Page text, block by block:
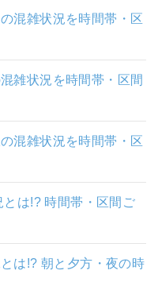
混雑状況を時間帯・区
雑状況を時間帯・区間
混雑状況を時間帯・区
は!? 時間帯・区間ご
は!? 朝と夕方・夜の時